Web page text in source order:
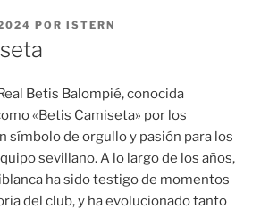
POR ISTERN
Betis Balompié, conocida
«Betis Camiseta» por los
símbolo de orgullo y pasión para los
sevillano. A lo largo de los años,
ha sido testigo de momentos
del club, y ha evolucionado tanto